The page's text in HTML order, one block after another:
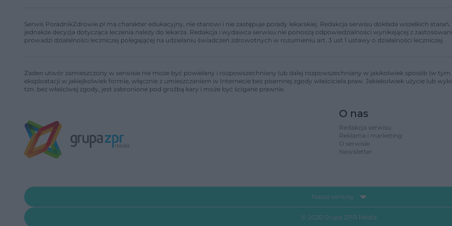
Serwis PoradnikZdrowie.pl ma charakter edukacyjny, nie stanowi i nie zastępuje porady lekarskiej. Redakcja serwisu dokłada wszelkich
jednakże decyzja dotycząca leczenia należy do lekarza. Redakcja i wydawca serwisu nie ponoszą odpowiedzialności wynikającej z
prowadzi działalności leczniczej polegającej na udzielaniu świadczeń zdrowotnych w rozumieniu art. 3 ust 1 ustawy o działalności leczniczej.
Żaden utwór zamieszczony w serwisie nie może być powielany i rozpowszechniany lub dalej rozpowszechniany w jakikolwiek sposób (w
eksploatacji w jakiejkolwiek formie, włącznie z umieszczaniem w Internecie bez pisemnej zgody właściciela praw. Jakiekolwiek użycie lub
tzn. bez właściwej zgody, jest zabronione pod groźbą kary i może być ścigane prawnie.
O nas
Redakcja serwisu
Reklama i marketing
O serwisie
Newsletter
Nasze serwisy
© 2026 Grupa ZPR Media